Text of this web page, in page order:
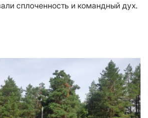
сплоченность и командный дух.